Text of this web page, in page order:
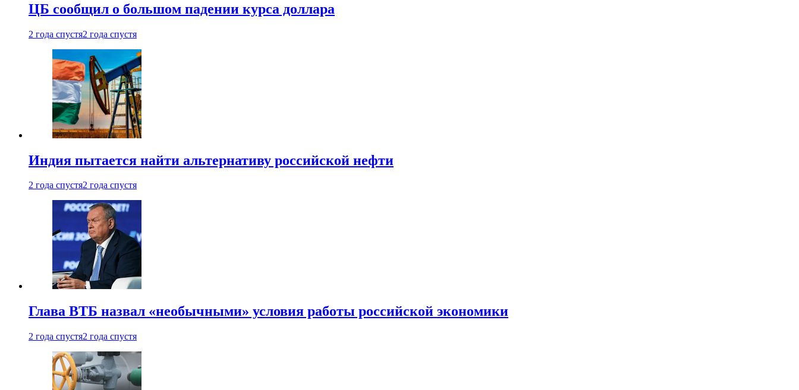
ЦБ сообщил о большом падении курса доллара
2 года спустя2 года спустя
Индия пытается найти альтернативу российской нефти
2 года спустя2 года спустя
Глава ВТБ назвал «необычными» условия работы российской экономики
2 года спустя2 года спустя